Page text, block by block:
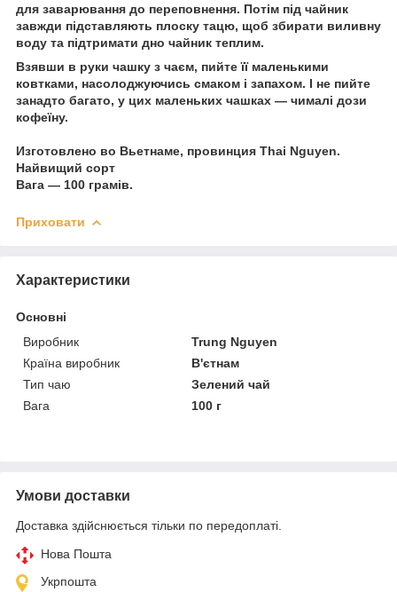
для заварювання до переповнення. Потім під чайник
завжди підставляють плоску тацю, щоб збирати виливну
воду та підтримати дно чайник теплим.
Взявши в руки чашку з чаєм, пийте її маленькими
ковтками, насолоджуючись смаком і запахом. І не пийте
занадто багато, у цих маленьких чашках — чималі дози
кофеїну.
Изготовлено во Вьетнаме, провинция Thai Nguyen.
Найвищий сорт
Вага — 100 грамів.
Приховати
Характеристики
Основні
Виробник
Trung Nguyen
Країна виробник
В'єтнам
Тип чаю
Зелений чай
Вага
100 г
Умови доставки
Доставка здійснюється тільки по передоплаті.
Нова Пошта
Укрпошта